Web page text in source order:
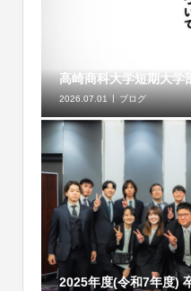
高崎商科大学短期大学
2026.07.01 ブログ
2025年度(令和7年度)